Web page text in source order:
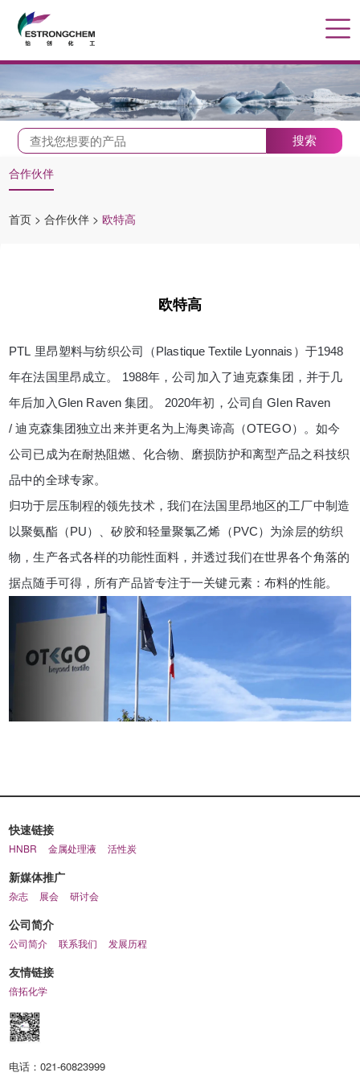
搜索
合作伙伴
首页 > 合作伙伴 > 欧特高
欧特高
PTL 里昂塑料与纺织公司（Plastique Textile Lyonnais ）于1948
年在法国里昂成立。
1988年，公司加入了迪克森集团，并于几
年后加入Glen Raven集团。 2020年初，公司自 Glen Raven
/迪克森集团独立出来并更名为上海奥谛高（OTEGO）。如今
公司已成为在耐热阻燃、化合物、磨损防护和离型产品之科技织
品中的全球专家。
归功于层压制程的领先技术，我们在法国里昂地区的工厂中制造
以聚氨酯（PU）、矽胶和轻量聚氯乙烯（PVC）为涂层的纺织
物，生产各式各样的功能性面料，并透过我们在世界各个角落的
据点随手可得，所有产品皆专注于一关键元素：布料的性能。
快速链接
HNBR 金属处理液 活性炭
新媒体推广
杂志 展会 研讨会
公司简介
公司简介 联系我们 发展历程
友情链接
倍拓化学
电话：021-60823999